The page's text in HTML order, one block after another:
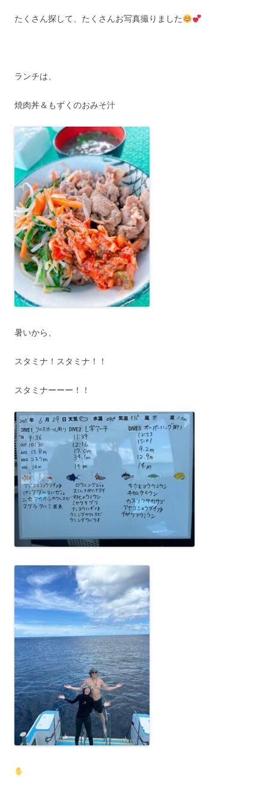
たくさん探して、たくさんお写真撮りました
ランチは、
焼肉丼＆もずくのおみそ汁
暑いから、
スタミナ！スタミナ！！
スタミナーーー！！